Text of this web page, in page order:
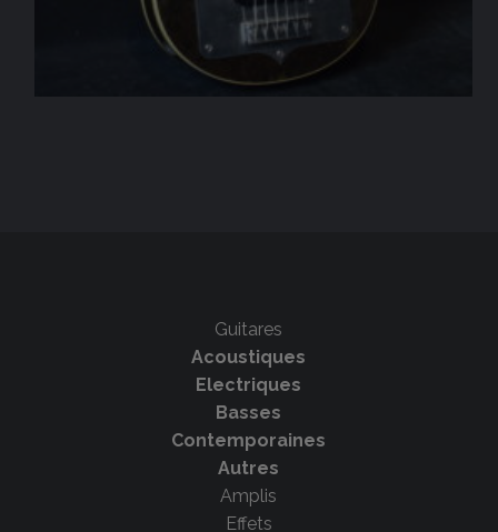
Guitares
Acoustiques
Electriques
Basses
Contemporaines
Autres
Amplis
Effets